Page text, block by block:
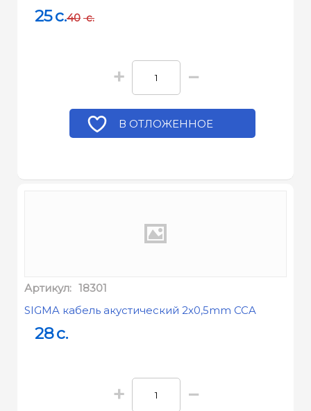
25c.40 c.
+ −
В ОТЛОЖЕННОЕ
Артикул: 18301
SIGMA кабель акустический 2x0,5mm CCA
28c.
+ −